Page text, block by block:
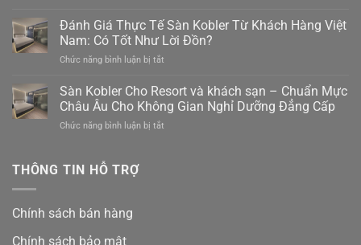
Nhất
Trên
thạch
anh
Kobler
không?
Bảng
giá
Đánh Giá Thực Tế Sàn Kobler Từ Khách Hàng Việt
Nam: Có Tốt Như Lời Đồn?
Chức năng bình luận bị tắt
Thực
Tế
Sàn Kobler Cho Resort và khách sạn – Chuẩn Mực
Châu Âu Cho Không Gian Nghỉ Dưỡng Đẳng Cấp
Chức năng bình luận bị tắt
THÔNG TIN HỖ TRỢ
Chính sách bán hàng
Chính sách bảo mật